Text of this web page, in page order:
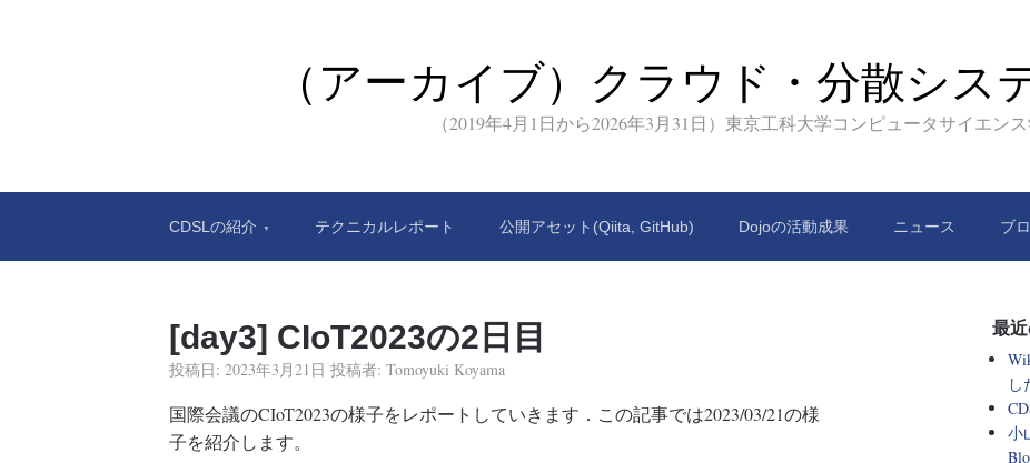
（アーカイブ）クラウド・分散シス
（2019年4月1日から2026年3月31日）東京工科大学コンピュータサイエン
CDSLの紹介 テクニカルレポート 公開アセット(Qiita, GitHub) Dojoの活動成果 ニュース ブ
[day3] CIoT2023の2日目
投稿日: 2023年3月21日 投稿者: Tomoyuki Koyama
国際会議のCIoT2023の様子をレポートしていきます．この記事では2023/03/21の様
子を紹介します。
最
し
小